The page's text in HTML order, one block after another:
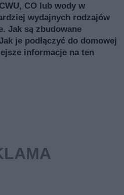
CO lub wody w
wydajnych rodzajów
Jak są zbudowane
je podłączyć do domowej
informacje na ten